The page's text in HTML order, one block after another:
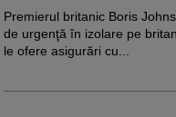
Premierul britanic Boris
de urgenţă în izolare pe
le ofere asigurări cu...